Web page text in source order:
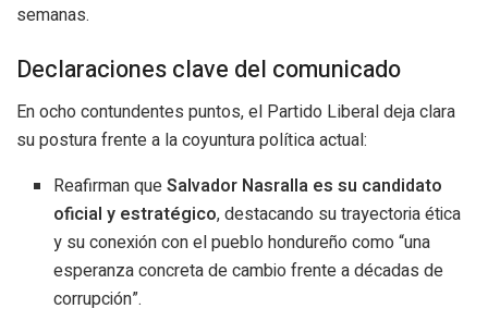
semanas.
Declaraciones clave del comunicado
En ocho contundentes puntos, el Partido Liberal deja clara
su postura frente a la coyuntura política actual:
Reafirman queSalvador Nasralla es su candidato
oficial y estratégico, destacando su trayectoria ética
y su conexión con el pueblo hondureño como “una
esperanza concreta de cambio frente a décadas de
corrupción”.